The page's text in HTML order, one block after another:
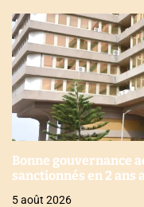
Bonne gouvernance
sanctionnés en 2 ans
5 août 2026